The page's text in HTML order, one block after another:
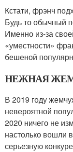
Кстати, фрэнч
Будь то обычный
Именно из-за
«уместности»
бешеной
НЕЖНАЯ
В 2019 году
невероятной
2020 ничего не
настолько вошли
серьезную